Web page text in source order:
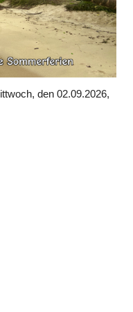
den 02.09.2026,